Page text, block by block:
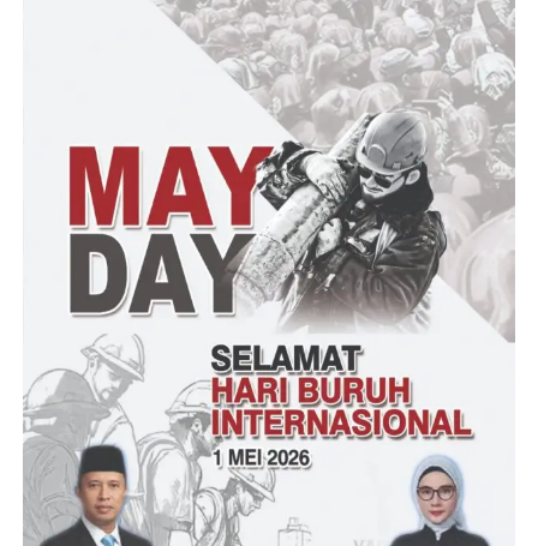
Banten, turun drastis !!
Rezqi, menyampaikan, hal tersebut harus menjadi bahan evaluasi
dan perhatian khusus dari pihak Pemerintah Daerah, Pemerintah
Provinsi Banten serta seluruh elemen masyarakat, untuk bersama
sama bersinergi, proaktif dan konsisten mempromosikan